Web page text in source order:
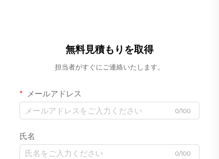
無料見積もりを取得
担当者がすぐにご連絡いたします。
メールアドレス
0/100
氏名
0/100